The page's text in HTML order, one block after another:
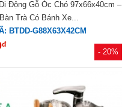
- 20%
Động Gỗ Óc Chó 97x66x40cm –
Bàn Trà Có Bánh Xe...
BTDD-G88X63X42CM
đ